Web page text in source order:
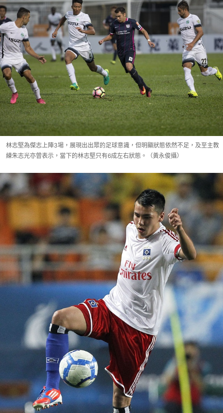
林志堅為傑志上陣3場，展現出出眾的足球意識，但明顯狀態依然不足，及至主教
練朱志光亦曾表示，當下的林志堅只有6成左右狀態。（黃永俊攝）